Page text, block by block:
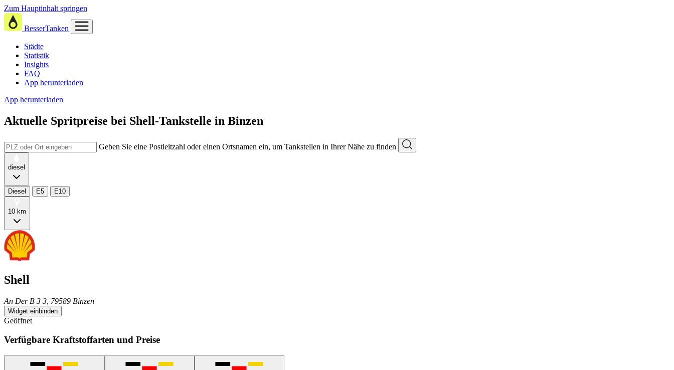
Zum Hauptinhalt springen
BesserTanken
Städte
Statistik
Insights
FAQ
App herunterladen
App herunterladen
Aktuelle Spritpreise bei Shell-Tankstelle in Binzen
Geben Sie eine Postleitzahl oder einen Ortsnamen ein, um Tankstellen in Ihrer Nähe zu finden
diesel
Diesel E5 E10
10 km
Shell
An Der B 3 3, 79589 Binzen
Widget einbinden
Geöffnet
Verfügbare Kraftstoffarten und Preise